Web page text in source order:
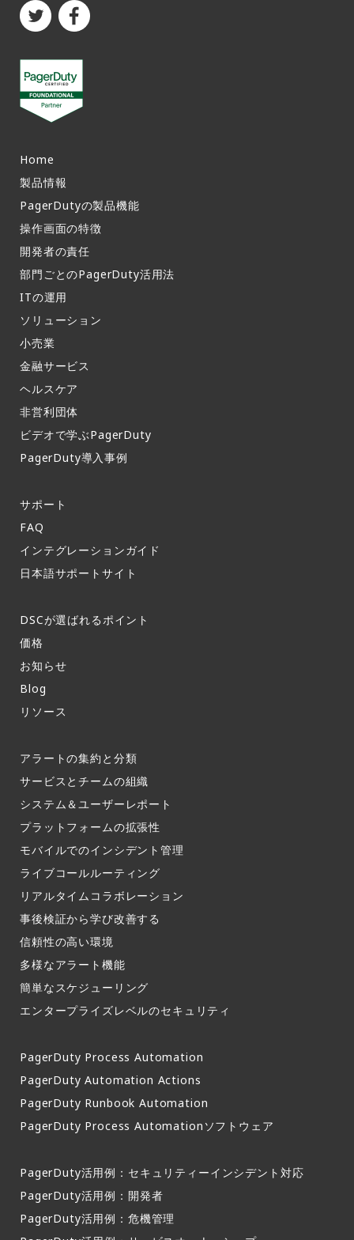
Home
製品情報​
PagerDutyの製品機能​
操作画面の特徴​
開発者の責任
部門ごとのPagerDuty活用法​
ITの運用​
ソリューション
小売業
金融サービス
ヘルスケア
非営利団体
ビデオで学ぶPagerDuty
PagerDuty導入事例​
サポート​
FAQ​
インテグレーションガイド​
日本語サポートサイト​
DSCが選ばれるポイント
価格
お知らせ​
Blog
リソース
アラートの集約と分類​
サービスとチームの組織​
システム＆ユーザーレポート​
プラットフォームの拡張性
モバイルでのインシデント管理​
ライブコールルーティング​
リアルタイムコラボレーション​
事後検証から学び改善する
信頼性の高い環境​
多様なアラート機能​
簡単なスケジューリング​
エンタープライズレベルのセキュリティ
PagerDuty Process Automation
PagerDuty Automation Actions
PagerDuty Runbook Automation
PagerDuty Process Automationソフトウェア
PagerDuty活用例：セキュリティーインシデント対応
PagerDuty活用例：開発者
PagerDuty活用例：危機管理